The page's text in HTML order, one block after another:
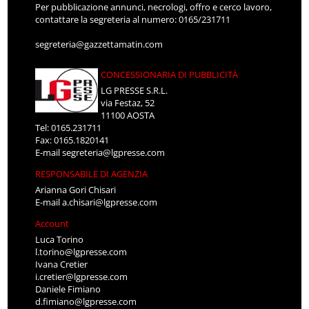
Per pubblicazione annunci, necrologi, offro e cerco lavoro,
contattare la segreteria al numero: 0165/231711
segreteria@gazzettamatin.com
CONCESSIONARIA DI PUBBLICITÀ
LG PRESSE S.R.L.
via Festaz, 52
11100 AOSTA
Tel: 0165.231711
Fax: 0165.1820141
E-mailsegreteria@lgpresse.com
RESPONSABILE DI AGENZIA
Arianna Gori Chisari
E-maila.chisari@lgpresse.com
Account
Luca Torino
l.torino@lgpresse.com
Ivana Cretier
i.cretier@lgpresse.com
Daniele Fimiano
d.fimiano@lgpresse.com